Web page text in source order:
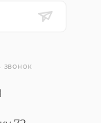
звонок